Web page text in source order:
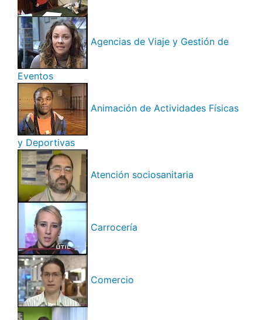
Agencias de Viaje y Gestión de
Eventos
Animación de Actividades Físicas
y Deportivas
Atención sociosanitaria
Carrocería
Comercio